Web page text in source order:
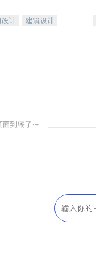
家的选择。
计
建筑设计